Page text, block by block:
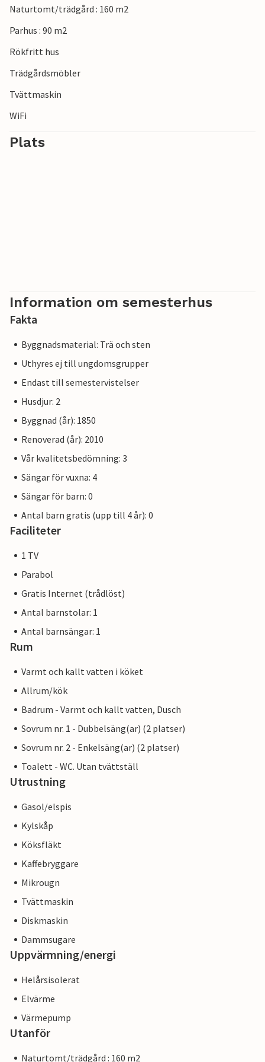
Naturtomt/trädgård : 160 m2
Parhus : 90 m2
Rökfritt hus
Trädgårdsmöbler
Tvättmaskin
WiFi
Plats
Information om semesterhus
Fakta
Byggnadsmaterial: Trä och sten
Uthyres ej till ungdomsgrupper
Endast till semestervistelser
Husdjur: 2
Byggnad (år): 1850
Renoverad (år): 2010
Vår kvalitetsbedömning: 3
Sängar för vuxna: 4
Sängar för barn: 0
Antal barn gratis (upp till 4 år): 0
Faciliteter
1 TV
Parabol
Gratis Internet (trådlöst)
Antal barnstolar: 1
Antal barnsängar: 1
Rum
Varmt och kallt vatten i köket
Allrum/kök
Badrum - Varmt och kallt vatten, Dusch
Sovrum nr. 1 - Dubbelsäng(ar) (2 platser)
Sovrum nr. 2 - Enkelsäng(ar) (2 platser)
Toalett - WC. Utan tvättställ
Utrustning
Gasol/elspis
Kylskåp
Köksfläkt
Kaffebryggare
Mikrougn
Tvättmaskin
Diskmaskin
Dammsugare
Uppvärmning/energi
Helårsisolerat
Elvärme
Värmepump
Utanför
Naturtomt/trädgård : 160 m2